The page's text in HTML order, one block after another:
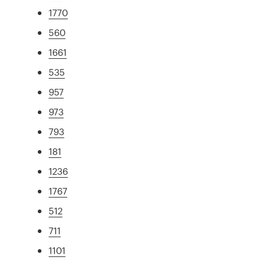
1770
560
1661
535
957
973
793
181
1236
1767
512
711
1101